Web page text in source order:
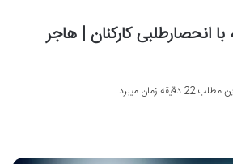
انحصارطلبی کارکنان | هاجر
دقیقه زمان میبرد